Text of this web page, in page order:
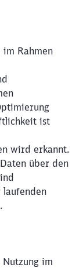
Rahmen
ist
wird erkannt.
über den
laufenden
im